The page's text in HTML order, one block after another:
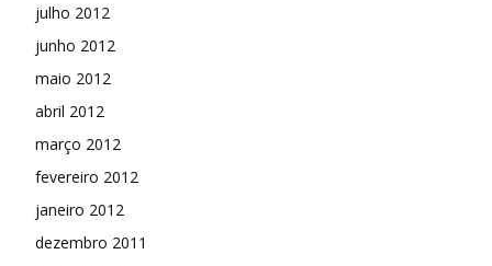
julho 2012
junho 2012
maio 2012
abril 2012
março 2012
fevereiro 2012
janeiro 2012
dezembro 2011